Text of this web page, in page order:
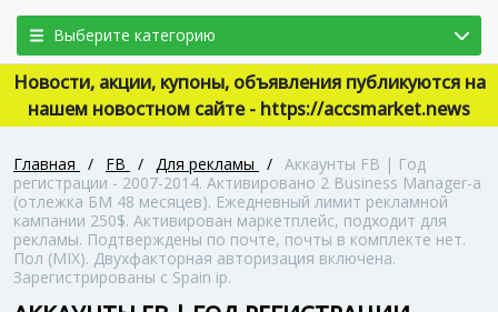
Выберите категорию
Новости, акции, купоны, объявления публикуются на
нашем новостном сайте - https://accsmarket.news
Главная / FB / Для рекламы / Аккаунты FB | Год
регистрации - 2007-2014. Активировано 2 Business Manager-а
(отлежка БМ 48 месяцев). Ежедневный лимит рекламной
кампании 250$. Активирован маркетплейс, подходит для
рекламы. Подтверждены по почте, почты в комплекте нет.
Пол (MIX). Двухфакторная авторизация включена.
Зарегистрированы с Spain ip.